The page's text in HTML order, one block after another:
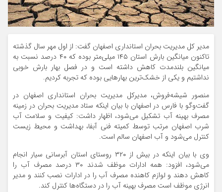
مدیر کل مدیریت بحران استانداری اصفهان گفت: از اول مهر سال گذشته
تاکنون میانگین بارش استان ۱۴۵ میلی‌متر بوده که ۴۰ درصد نسبت به
میانگین بلندمدت کاهش داشته است و در فصل بهار بارش خوبی
نداشتیم و یکی از خشک‌ترین بهارهایی بوده که تجربه کردیم.
منصور شیشه‌فروش، مدیرکل مدیریت بحران استانداری اصفهان در
گفت‌وگو با فارس در اصفهان با بیان اینکه ستاد مدیریت بحران در زمینه
مصرف بهینه آب تشکیل می‌شود، اظهار داشت: کیفیت و سلامت آب
شرب اصفهان مرتب توسط کمیته فنی آبفا، بهداشت و محیط زیست
کنترل می‌شود و آب اصفهان سالم است.
وی با بیان اینکه در بیش از ۳۲۰ روستای استان آبرسانی سیار انجام
می‌شود، افزود: همه ادارات موظف شدند ۳۰ درصد مصرف آب را
کاهش دهند و لوازم کاهنده مصرف آب را در ادارات نصب کنند و مدیر
انرژی موظف است مصرف بهینه آب را در دستگاه‌ها کنترل کند.